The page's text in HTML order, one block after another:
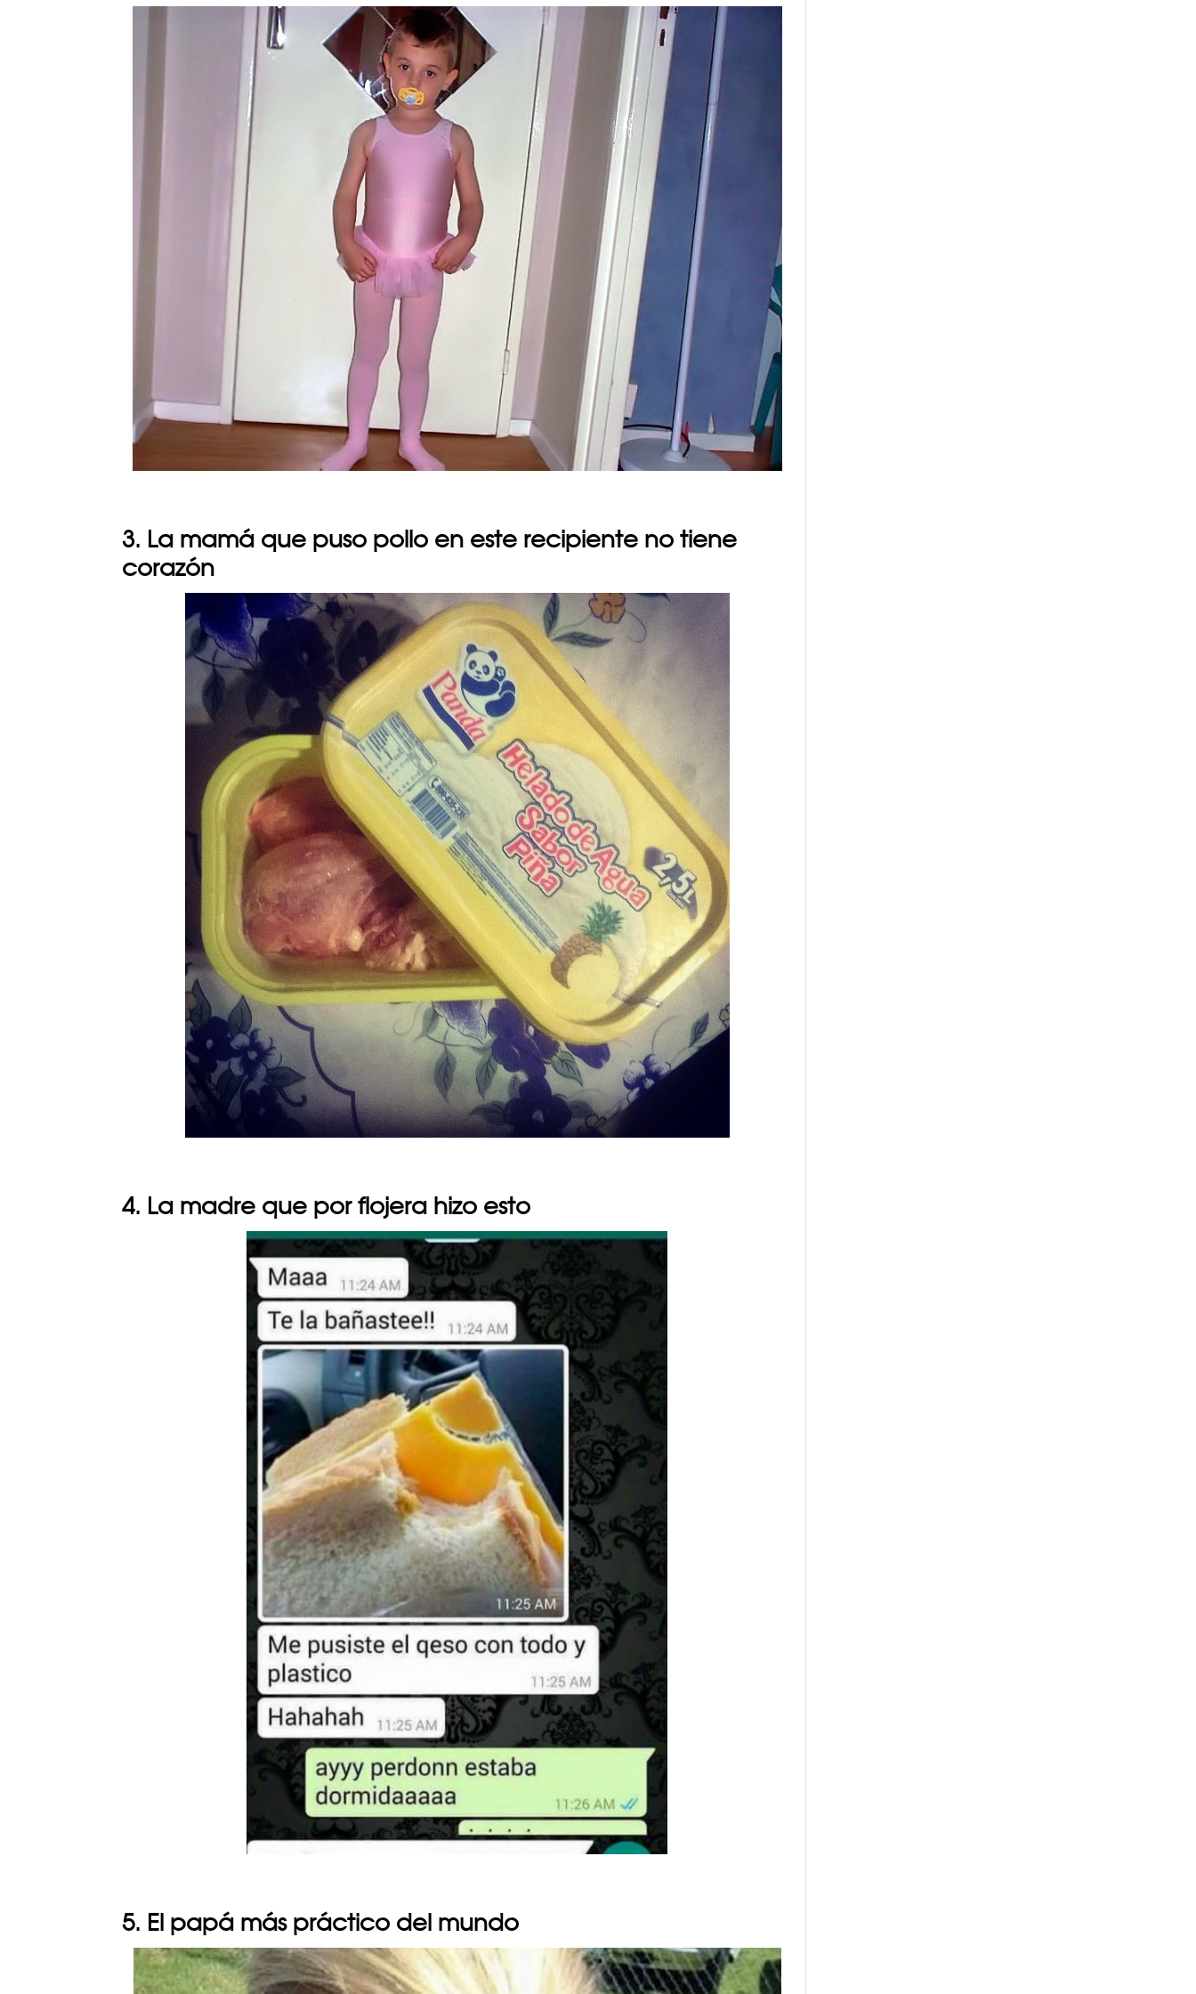
3. La mamá que puso pollo en este recipiente no tiene
corazón
4. La madre que por flojera hizo esto
5. El papá más práctico del mundo